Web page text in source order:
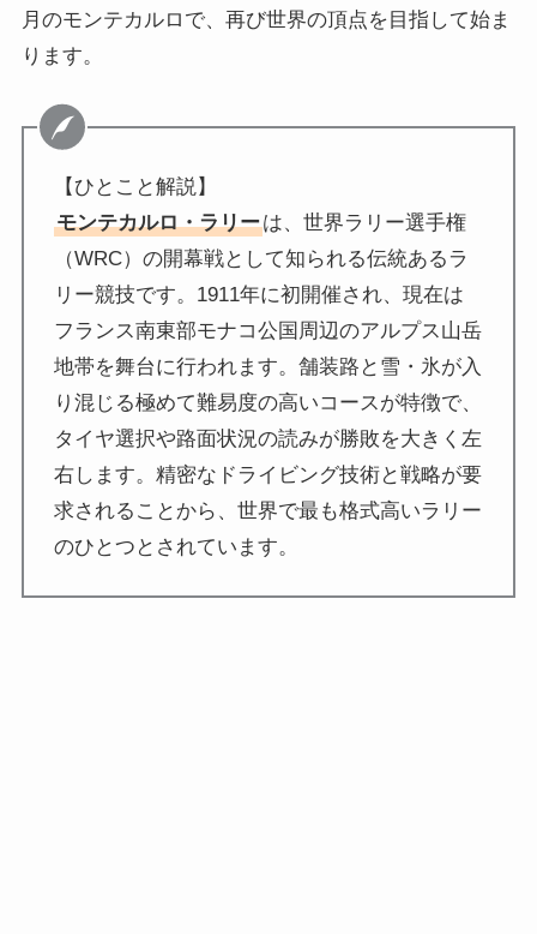
月のモンテカルロで、再び世界の頂点を目指して始ま
ります。
【ひとこと解説】
モンテカルロ・ラリーは、世界ラリー選手権
（WRC）の開幕戦として知られる伝統あるラ
リー競技です。1911年に初開催され、現在は
フランス南東部モナコ公国周辺のアルプス山岳
地帯を舞台に行われます。舗装路と雪・氷が入
り混じる極めて難易度の高いコースが特徴で、
タイヤ選択や路面状況の読みが勝敗を大きく左
右します。精密なドライビング技術と戦略が要
求されることから、世界で最も格式高いラリー
のひとつとされています。